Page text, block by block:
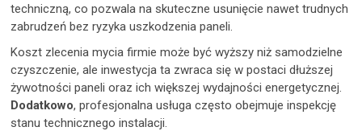
techniczną, co pozwala na skuteczne usunięcie nawet trudnych
zabrudzeń bez ryzyka uszkodzenia paneli.
Koszt zlecenia mycia firmie może być wyższy niż samodzielne
czyszczenie, ale inwestycja ta zwraca się w postaci dłuższej
żywotności paneli oraz ich większej wydajności energetycznej.
Dodatkowo, profesjonalna usługa często obejmuje inspekcję
stanu technicznego instalacji.